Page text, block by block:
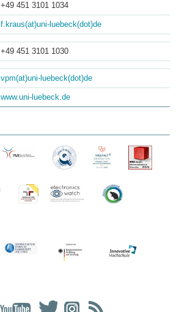
+49 451 3101 1034
f.kraus(at)uni-luebeck(dot)de
+49 451 3101 1030
vpm(at)uni-luebeck(dot)de
www.uni-luebeck.de